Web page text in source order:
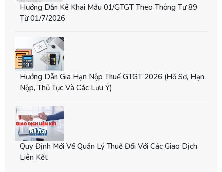
Hướng Dẫn Kê Khai Mẫu 01/GTGT Theo Thông Tư 89
Từ 01/7/2026
Hướng Dẫn Gia Hạn Nộp Thuế GTGT 2026 (hồ Sơ, Hạn
Nộp, Thủ Tục Và Các Lưu Ý)
Quy Định Mới Về Quản Lý Thuế Đối Với Các Giao Dịch
Liên Kết